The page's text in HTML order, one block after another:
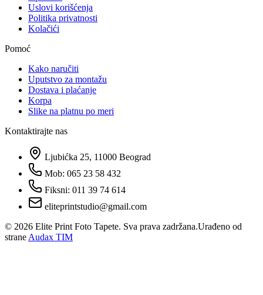
Uslovi korišćenja
Politika privatnosti
Kolačići
Pomoć
Kako naručiti
Uputstvo za montažu
Dostava i plaćanje
Korpa
Slike na platnu po meri
Kontaktirajte nas
Ljubićka 25, 11000 Beograd
Mob: 065 23 58 432
Fiksni: 011 39 74 614
eliteprintstudio@gmail.com
© 2026 Elite Print Foto Tapete. Sva prava zadržana.Urađeno od
strane Audax TIM